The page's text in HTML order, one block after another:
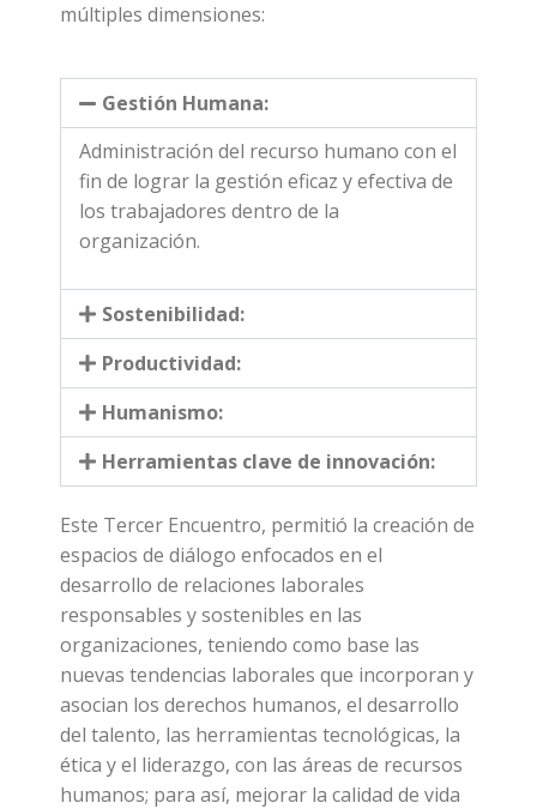
múltiples dimensiones:
Gestión Humana:
Administración del recurso humano con el
fin de lograr la gestión eficaz y efectiva de
los trabajadores dentro de la
organización.
Sostenibilidad:
Productividad:
Humanismo:
Herramientas clave de innovación:
Este Tercer Encuentro, permitió la creación de
espacios de diálogo enfocados en el
desarrollo de relaciones laborales
responsables y sostenibles en las
organizaciones, teniendo como base las
nuevas tendencias laborales que incorporan y
asocian los derechos humanos, el desarrollo
del talento, las herramientas tecnológicas, la
ética y el liderazgo, con las áreas de recursos
humanos; para así, mejorar la calidad de vida